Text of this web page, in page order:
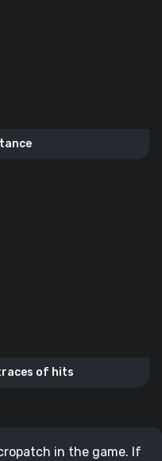
of hits
in the game. If